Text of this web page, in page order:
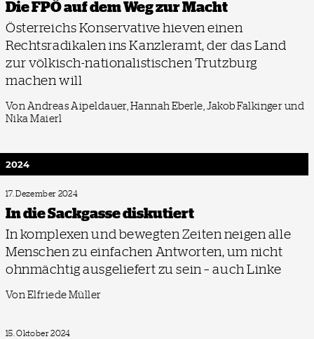
Die FPÖ auf dem Weg zur Macht
Österreichs Konservative hieven einen
Rechtsradikalen ins Kanzleramt, der das Land
zur völkisch-nationalistischen Trutzburg
machen will
Von Andreas Aipeldauer, Hannah Eberle, Jakob Falkinger und
Nika Maierl
2024
17. Dezember 2024
In die Sackgasse diskutiert
In komplexen und bewegten Zeiten neigen alle
Menschen zu einfachen Antworten, um nicht
ohnmächtig ausgeliefert zu sein – auch Linke
Von Elfriede Müller
15. Oktober 2024